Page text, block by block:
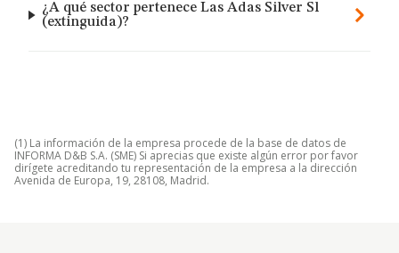
¿A qué sector pertenece Las Adas Silver Sl
(extinguida)?
(1) La información de la empresa procede de la base de datos de
INFORMA D&B S.A. (SME) Si aprecias que existe algún error por favor
dirígete acreditando tu representación de la empresa a la dirección
Avenida de Europa, 19, 28108, Madrid.